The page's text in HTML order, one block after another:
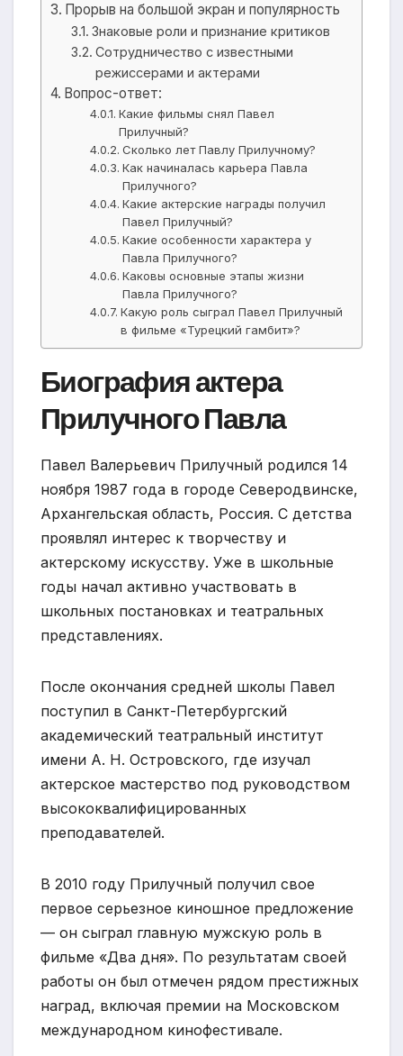
Прорыв на большой экран и популярность
Знаковые роли и признание критиков
Сотрудничество с известными
режиссерами и актерами
Вопрос-ответ:
Какие фильмы снял Павел
Прилучный?
Сколько лет Павлу Прилучному?
Как начиналась карьера Павла
Прилучного?
Какие актерские награды получил
Павел Прилучный?
Какие особенности характера у
Павла Прилучного?
Каковы основные этапы жизни
Павла Прилучного?
Какую роль сыграл Павел Прилучный
в фильме «Турецкий гамбит»?
Биография актера
Прилучного Павла
Павел Валерьевич Прилучный родился 14
ноября 1987 года в городе Северодвинске,
Архангельская область, Россия. С детства
проявлял интерес к творчеству и
актерскому искусству. Уже в школьные
годы начал активно участвовать в
школьных постановках и театральных
представлениях.
После окончания средней школы Павел
поступил в Санкт-Петербургский
академический театральный институт
имени А. Н. Островского, где изучал
актерское мастерство под руководством
высококвалифицированных
преподавателей.
В 2010 году Прилучный получил свое
первое серьезное киношное предложение
— он сыграл главную мужскую роль в
фильме «Два дня». По результатам своей
работы он был отмечен рядом престижных
наград, включая премии на Московском
международном кинофестивале.